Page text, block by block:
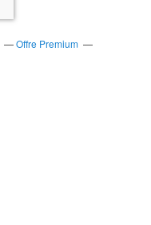
Offre Premium